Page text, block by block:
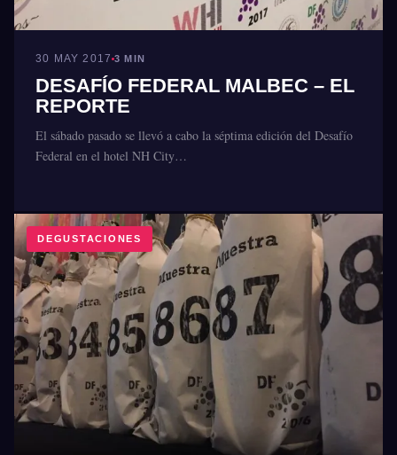
30 MAY 2017 3 MIN
DESAFÍO FEDERAL MALBEC – EL
REPORTE
El sábado pasado se llevó a cabo la séptima edición del Desafío
Federal en el hotel NH City…
DEGUSTACIONES